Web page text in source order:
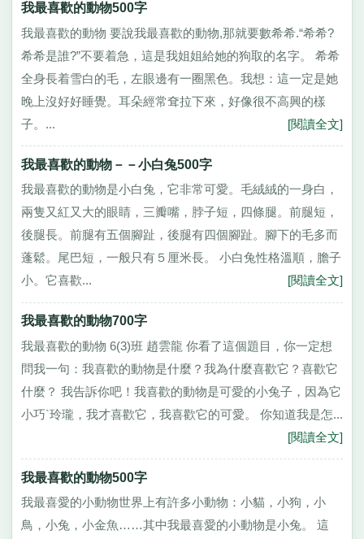
我最喜歡的動物500字
我最喜歡的動物 要說我最喜歡的動物,那就要數希希.“希希?
希希是誰?”不要着急，這是我姐姐給她的狗取的名字。 希希
全身長着雪白的毛，左眼邊有一圈黑色。我想：這一定是她
晚上沒好好睡覺。耳朵經常耷拉下來，好像很不高興的樣
子。...
[閱讀全文]
我最喜歡的動物－－小白兔500字
我最喜歡的動物是小白兔，它非常可愛。毛絨絨的一身白，
兩隻又紅又大的眼睛，三瓣嘴，脖子短，四條腿。前腿短，
後腿長。前腿有五個腳趾，後腿有四個腳趾。腳下的毛多而
蓬鬆。尾巴短，一般只有５厘米長。 小白兔性格溫順，膽子
小。它喜歡...
[閱讀全文]
我最喜歡的動物700字
我最喜歡的動物 6(3)班 趙雲龍 你看了這個題目，你一定想
問我一句：我喜歡的動物是什麼？我為什麼喜歡它？喜歡它
什麼？ 我告訴你吧！我喜歡的動物是可愛的小兔子，因為它
小巧`玲瓏，我才喜歡它，我喜歡它的可愛。 你知道我是怎...
[閱讀全文]
我最喜歡的動物500字
我最喜愛的小動物世界上有許多小動物：小貓，小狗，小
鳥，小兔，小金魚……其中我最喜愛的小動物是小兔。 這